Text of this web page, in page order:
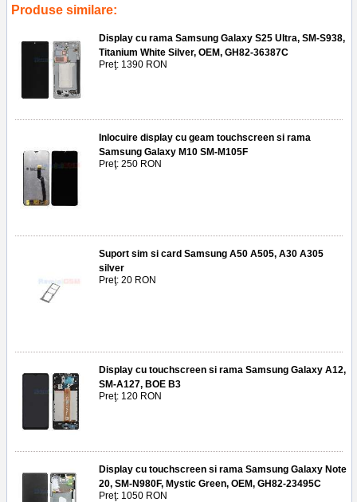
Produse similare:
Display cu rama Samsung Galaxy S25 Ultra, SM-S938,
Titanium White Silver, OEM, GH82-36387C
Preţ: 1390 RON
Inlocuire display cu geam touchscreen si rama
Samsung Galaxy M10 SM-M105F
Preţ: 250 RON
Suport sim si card Samsung A50 A505, A30 A305
silver
Preţ: 20 RON
Display cu touchscreen si rama Samsung Galaxy A12,
SM-A127, BOE B3
Preţ: 120 RON
Display cu touchscreen si rama Samsung Galaxy Note
20, SM-N980F, Mystic Green, OEM, GH82-23495C
Preţ: 1050 RON